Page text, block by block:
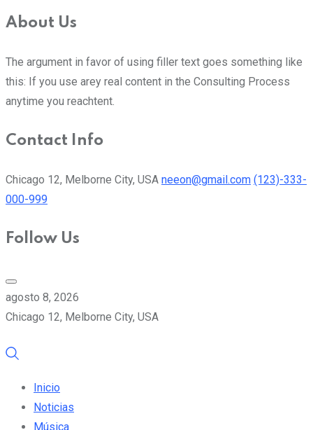
About Us
The argument in favor of using filler text goes something like
this: If you use arey real content in the Consulting Process
anytime you reachtent.
Contact Info
Chicago 12, Melborne City, USA neeon@gmail.com (123)-333-
000-999
Follow Us
agosto 8, 2026
Chicago 12, Melborne City, USA
Inicio
Noticias
Música